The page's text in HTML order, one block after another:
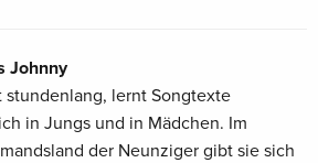
Johnny
stundenlang, lernt Songtexte
in Jungs und in Mädchen. Im
der Neunziger gibt sie sich